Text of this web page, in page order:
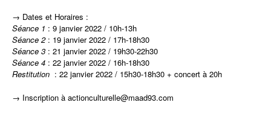
→ Dates et Horaires :
Séance 1 : 9 janvier 2022 / 10h-13h
Séance 2: 19 janvier 2022 / 17h-18h30
Séance 3 : 21 janvier 2022 / 19h30-22h30
Séance 4 : 22 janvier 2022 / 16h-18h30
Restitution : 22 janvier 2022 / 15h30-18h30 + concert à 20h
→ Inscription à actionculturelle@maad93.com